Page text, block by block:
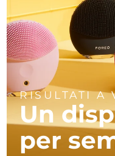
RISULTATI A
Un
per